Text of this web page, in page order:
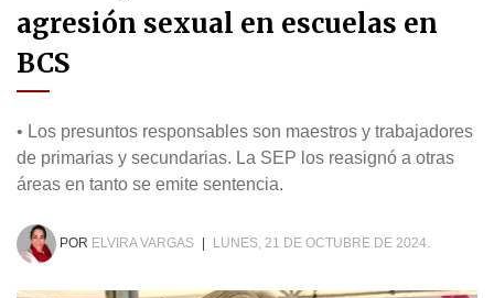
agresión sexual en escuelas en
BCS
• Los presuntos responsables son maestros y trabajadores
de primarias y secundarias. La SEP los reasignó a otras
áreas en tanto se emite sentencia.
POR ELVIRA VARGAS LUNES, 21 DE OCTUBRE DE 2024.